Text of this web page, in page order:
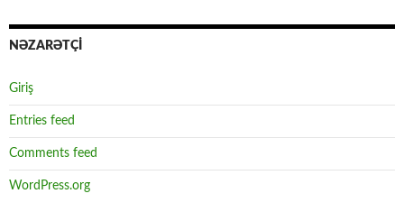
NƏZARƏTÇİ
Giriş
Entries feed
Comments feed
WordPress.org